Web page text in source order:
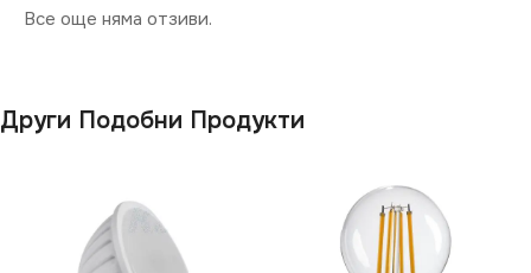
ФОРМА НА ЛАМПАТА
Все още няма отзиви.
Други Подобни Продукти